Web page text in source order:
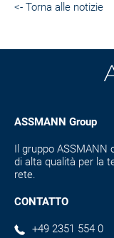
<- Torna alle notizie
ASSMANN Group
Il gruppo
di alta qualità per la
rete.
CONTATTO
+49 2351 554 0